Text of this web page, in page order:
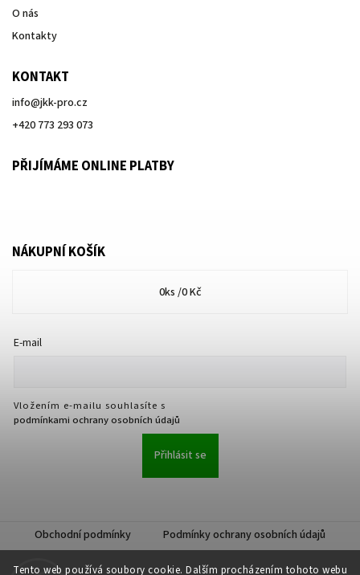
Tento web používá soubory cookie. Dalším procházením tohoto webu
O nás
Kontakty
KONTAKT
info@jkk-pro.cz
+420 773 293 073
PŘIJÍMÁME ONLINE PLATBY
NÁKUPNÍ KOŠÍK
0ks /0 Kč
E-mail
Vložením e-mailu souhlasíte s
podmínkami ochrany osobních údajů
Přihlásit se
Obchodní podmínky Podmínky ochrany osobních údajů